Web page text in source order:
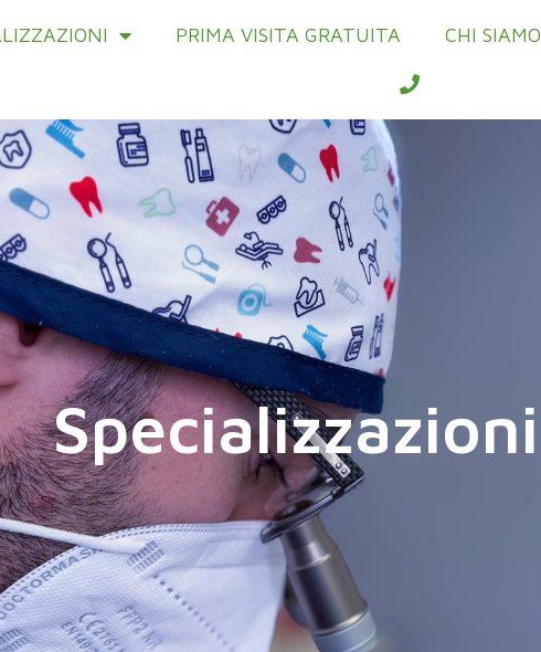
PRIMA VISITA GRATUITA CHI SIAMO
Specializzazioni